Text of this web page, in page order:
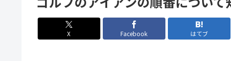
X Facebook はてブ